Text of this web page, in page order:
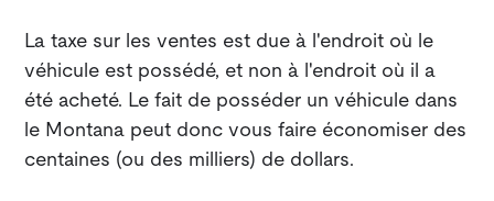
La taxe sur les ventes est due à l'endroit où le
véhicule est possédé, et non à l'endroit où il a
été acheté. Le fait de posséder un véhicule dans
le Montana peut donc vous faire économiser des
centaines (ou des milliers) de dollars.